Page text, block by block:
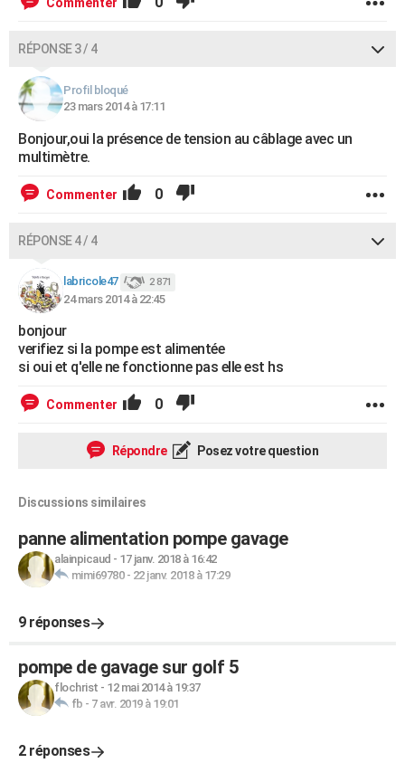
RÉPONSE 3 / 4
Profil bloqué
23 mars 2014 à 17:11
Bonjour,oui la présence de tension au câblage avec un
multimètre.
Commenter 0
RÉPONSE 4 / 4
labricole47 2 871
24 mars 2014 à 22:45
bonjour
verifiez si la pompe est alimentée
si oui et q'elle ne fonctionne pas elle est hs
Commenter 0
Répondre Posez votre question
Discussions similaires
panne alimentation pompe gavage
alainpicaud - 17 janv. 2018 à 16:42
mimi69780- 22 janv. 2018 à 17:29
9 réponses
pompe de gavage sur golf 5
flochrist - 12 mai 2014 à 19:37
fb - 7 avr. 2019 à 19:01
2 réponses